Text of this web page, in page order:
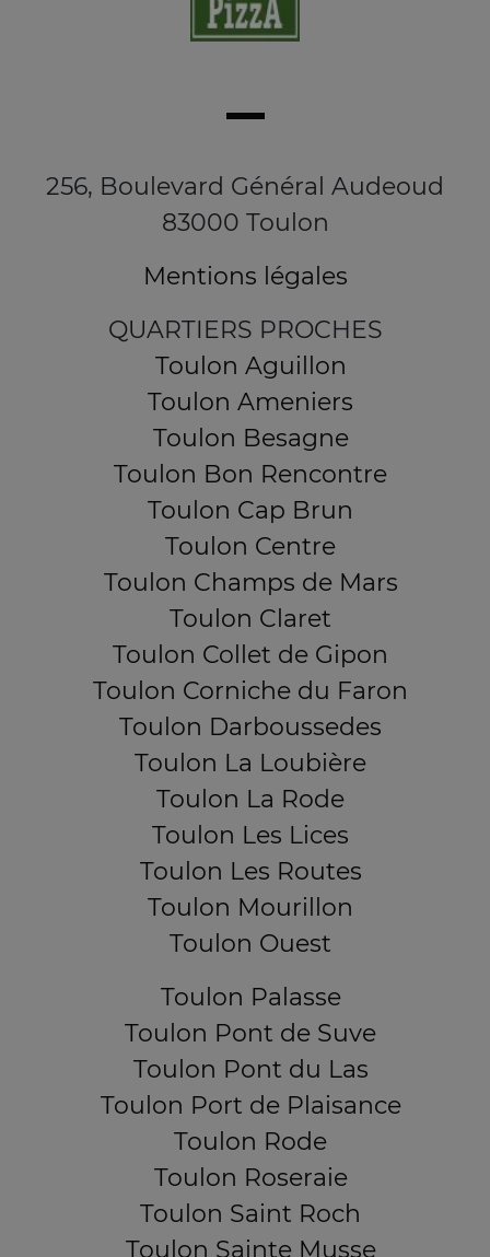
256, Boulevard Général Audeoud
83000 Toulon
Mentions légales
QUARTIERS PROCHES
Toulon Aguillon
Toulon Ameniers
Toulon Besagne
Toulon Bon Rencontre
Toulon Cap Brun
Toulon Centre
Toulon Champs de Mars
Toulon Claret
Toulon Collet de Gipon
Toulon Corniche du Faron
Toulon Darboussedes
Toulon La Loubière
Toulon La Rode
Toulon Les Lices
Toulon Les Routes
Toulon Mourillon
Toulon Ouest
Toulon Palasse
Toulon Pont de Suve
Toulon Pont du Las
Toulon Port de Plaisance
Toulon Rode
Toulon Roseraie
Toulon Saint Roch
Toulon Sainte Musse